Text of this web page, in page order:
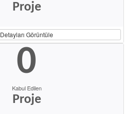
Proje
Detayları Görüntüle
0
Kabul Edilen
Proje